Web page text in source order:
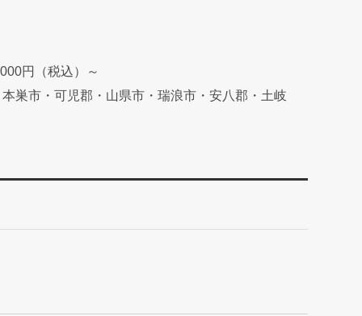
円（税込）～
巣市・可児郡・山県市・瑞浪市・安八郡・土岐